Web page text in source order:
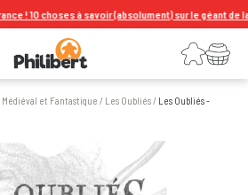
! 10 choses à savoir (absolument) sur le géant de la
Connexion
Votre panier
Médiéval et Fantastique / Les Oubliés/ Les Oubliés -